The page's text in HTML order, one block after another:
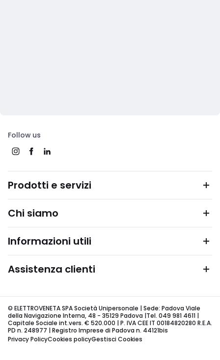
Follow us
Prodotti e servizi
Chi siamo
Informazioni utili
Assistenza clienti
© ELETTROVENETA SPA Società Unipersonale | Sede: Padova Viale
della Navigazione Interna, 48 - 35129 Padova |Tel. 049 981 4611 |
Capitale Sociale int.vers. € 520.000 | P. IVA CEE IT 00184820280 R.E.A.
PD n. 248977 | Registro Imprese di Padova n. 44121bis
Privacy PolicyCookies policyGestisci Cookies